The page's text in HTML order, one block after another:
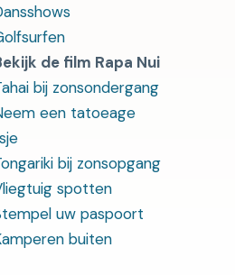
de film Rapa Nui
bij zonsondergang
een ​​tatoeage
bij zonsopgang
spotten
uw paspoort
buiten